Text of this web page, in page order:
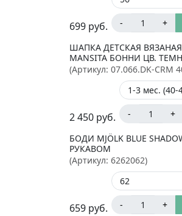
699 руб. - +
ШАПКА ДЕТСКАЯ
MANSITA БОННИ ЦВ.
(Артикул: 07.066.DK-CRM
2 450 руб. - +
БОДИ MJÖLK BLUE
РУКАВОМ
(Артикул: 6262062)
659 руб. - +